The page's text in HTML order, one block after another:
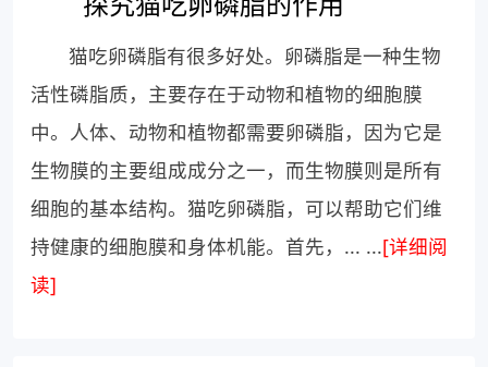
猫吃卵磷脂有很多好处。卵磷脂是一种生物
活性磷脂质，主要存在于动物和植物的细胞膜
中。人体、动物和植物都需要卵磷脂，因为它是
生物膜的主要组成成分之一，而生物膜则是所有
细胞的基本结构。猫吃卵磷脂，可以帮助它们维
持健康的细胞膜和身体机能。首先，... ...[详细阅
读]